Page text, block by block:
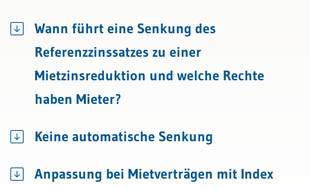
Wann führt eine Senkung des
Referenzzinssatzes zu einer
Mietzinsreduktion und welche Rechte
haben Mieter?
Keine automatische Senkung
Anpassung bei Mietverträgen mit Index